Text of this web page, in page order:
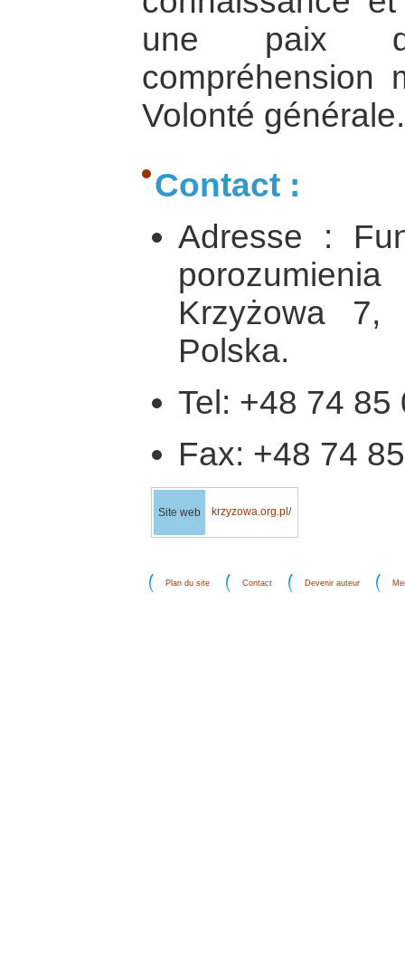
une paix
compréhension
Volonté générale.
Contact :
Adresse :
Krzyżowa 7,
Polska.
Tel: +48 74 85
Fax: +48 74
Site web krzyzowa.org.pl/
Plan du site Contact Devenir auteur